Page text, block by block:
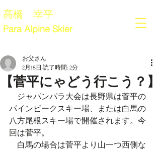
髙橋 幸平
Para Alpine Skier
【菅平にゃどう行こう？】
お父さん
2月18日 読了時間: 2分
ジャパンパラ大会は長野県は菅平の
パインビークスキー場、または白馬の
八方尾根スキー場で開催されます。今
回は菅平。
白馬の場合は菅平より山一つ西側な